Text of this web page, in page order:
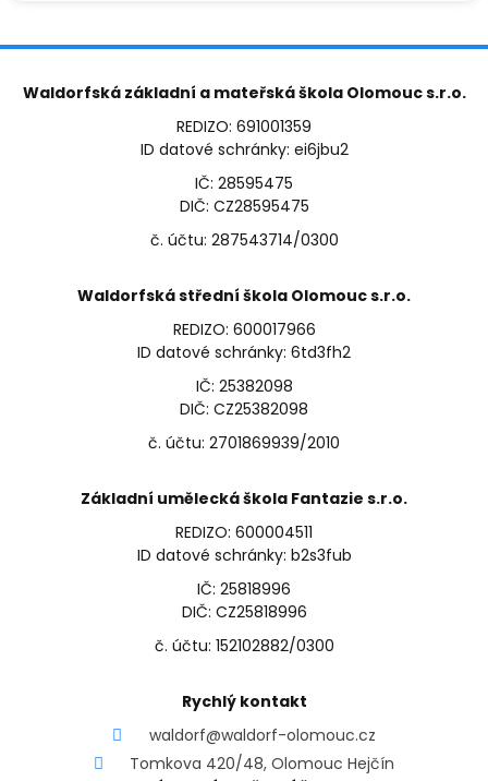
Waldorfská základní a mateřská škola Olomouc s.r.o.
REDIZO: 691001359
ID datové schránky: ei6jbu2
IČ: 28595475
DIČ: CZ28595475
č. účtu: 287543714/0300
Waldorfská střední škola Olomouc s.r.o.
REDIZO: 600017966
ID datové schránky: 6td3fh2
IČ: 25382098
DIČ: CZ25382098
č. účtu: 2701869939/2010
Základní umělecká škola Fantazie s.r.o.
REDIZO: 600004511
ID datové schránky: b2s3fub
IČ: 25818996
DIČ: CZ25818996
č. účtu: 152102882/0300
Rychlý kontakt
waldorf@waldorf-olomouc.cz
Tomkova 420/48, Olomouc Hejčín